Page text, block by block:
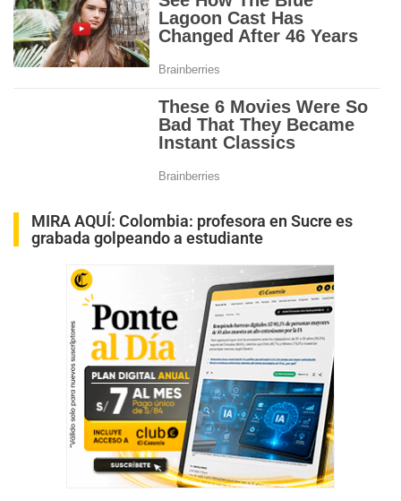
MIRA AQUÍ: Colombia: profesora en Sucre es
grabada golpeando a estudiante